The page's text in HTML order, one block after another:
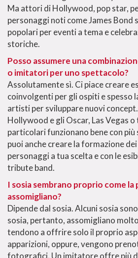
Ma attori di Hollywood, pop star,
personaggi noti come James Bond
popolari per eventi a tema e
storiche.
Posso assumere una
o imitatori per uno spettacolo?
Assolutamente sì. Ci piace creare
coinvolgenti per gli ospiti e spesso
artisti per sviluppare nuovi
Hollywood e gli Oscar, Las Vegas
particolari funzionano bene con
puoi anche creare la formazione
personaggi a tua scelta e con le
tribute band.
I sosia sembrano proprio come la
assomigliano?
Dipende dal sosia. Alcuni sosia
sosia, pertanto, assomigliano
tendono a offrire solo il proprio
apparizioni, oppure, vengono
fotografici. Un imitatore offre più